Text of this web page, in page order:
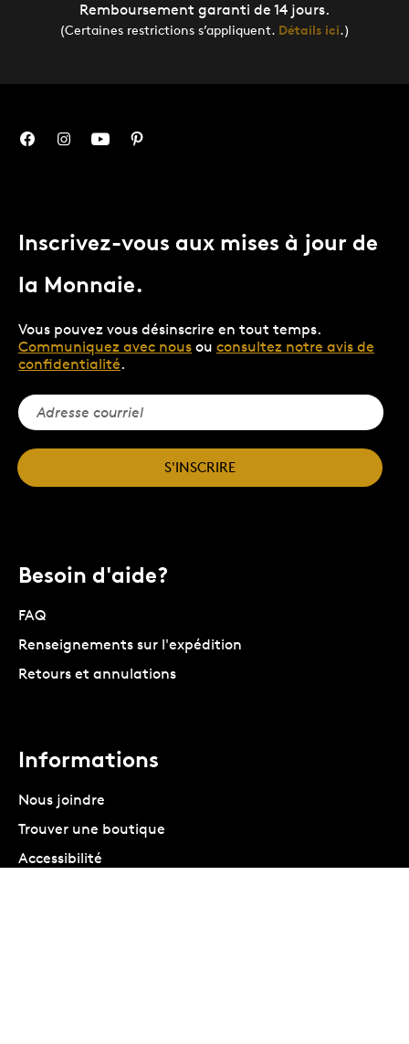
Remboursement garanti de 14 jours.
(Certaines restrictions s’appliquent. Détails ici.)
Inscrivez-vous aux mises à jour de
la Monnaie.
Vous pouvez vous désinscrire en tout temps.
Communiquez avec nous ou consultez notre avis de
confidentialité.
S'INSCRIRE
Besoin d'aide?
FAQ
Renseignements sur l'expédition
Retours et annulations
Informations
Nous joindre
Trouver une boutique
Accessibilité